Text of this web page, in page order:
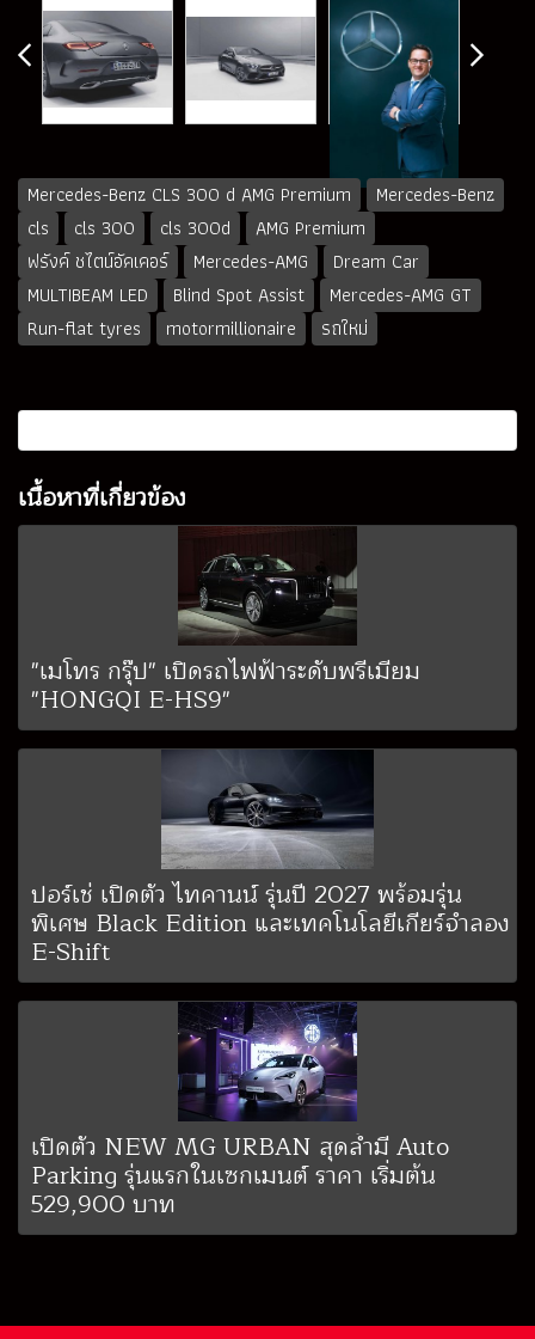
Mercedes-Benz CLS 300 d AMG Premium
Mercedes-Benz
cls
cls 300 cls 300d
AMG Premium
ฟรังค์ ชไตน์อัคเคอร์
Mercedes-AMG
Dream Car
MULTIBEAM LED
Blind Spot Assist
Mercedes-AMG GT
Run-flat tyres
motormillionaire รถใหม่
เนื้อหาที่เกี่ยวข้อง
"เมโทร กรุ๊ป" เปิดรถไฟฟ้าระดับพรีเมียม
"HONGQI E-HS9"
ปอร์เช่ เปิดตัว ไทคานน์ รุ่นปี 2027 พร้อมรุ่น
พิเศษ Black Edition และเทคโนโลยีเกียร์จำลอง
E-Shift
เปิดตัว NEW MG URBAN สุดล้ำมี Auto
Parking รุ่นแรกในเซกเมนต์ ราคา เริ่มต้น
529,900 บาท